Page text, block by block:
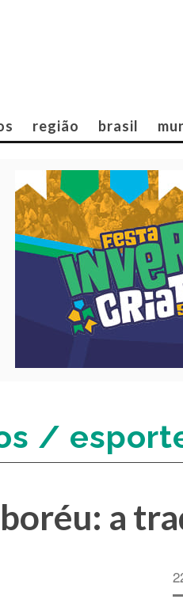
região brasil
/
a